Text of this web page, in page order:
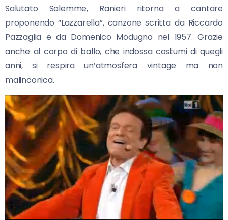
Salutato Salemme, Ranieri ritorna a cantare
proponendo “Lazzarella”, canzone scritta da Riccardo
Pazzaglia e da Domenico Modugno nel 1957. Grazie
anche al corpo di ballo, che indossa costumi di quegli
anni, si respira un’atmosfera vintage ma non
malinconica.